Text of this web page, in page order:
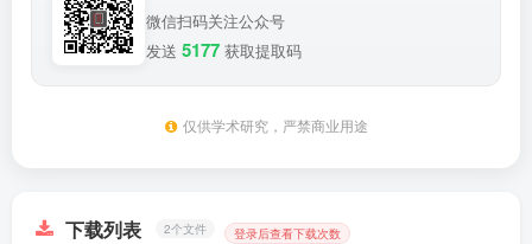
微信扫码关注公众号
发送 5177 获取提取码
仅供学术研究，严禁商业用途
下载列表 2个文件 登录后查看下载次数